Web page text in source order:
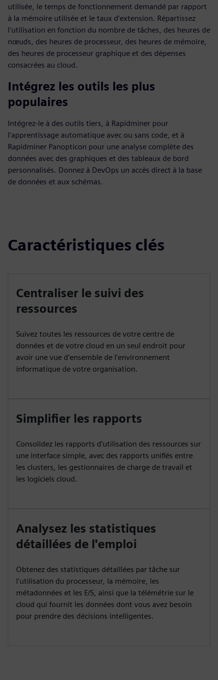
utilisée, le temps de fonctionnement demandé par rapport
à la mémoire utilisée et le taux d'extension. Répartissez
l'utilisation en fonction du nombre de tâches, des heures de
nœuds, des heures de processeur, des heures de mémoire,
des heures de processeur graphique et des dépenses
consacrées au cloud.
Intégrez les outils les plus
populaires
Intégrez-le à des outils tiers, à Rapidminer pour
l'apprentissage automatique avec ou sans code, et à
Rapidminer Panopticon pour une analyse complète des
données avec des graphiques et des tableaux de bord
personnalisés. Donnez à DevOps un accès direct à la base
de données et aux schémas.
Caractéristiques clés
Centraliser le suivi des
ressources
Suivez toutes les ressources de votre centre de
données et de votre cloud en un seul endroit pour
avoir une vue d'ensemble de l'environnement
informatique de votre organisation.
Simplifier les rapports
Consolidez les rapports d'utilisation des ressources sur
une interface simple, avec des rapports unifiés entre
les clusters, les gestionnaires de charge de travail et
les logiciels cloud.
Analysez les statistiques
détaillées de l'emploi
Obtenez des statistiques détaillées par tâche sur
l'utilisation du processeur, la mémoire, les
métadonnées et les E/S, ainsi que la télémétrie sur le
cloud qui fournit les données dont vous avez besoin
pour prendre des décisions intelligentes.